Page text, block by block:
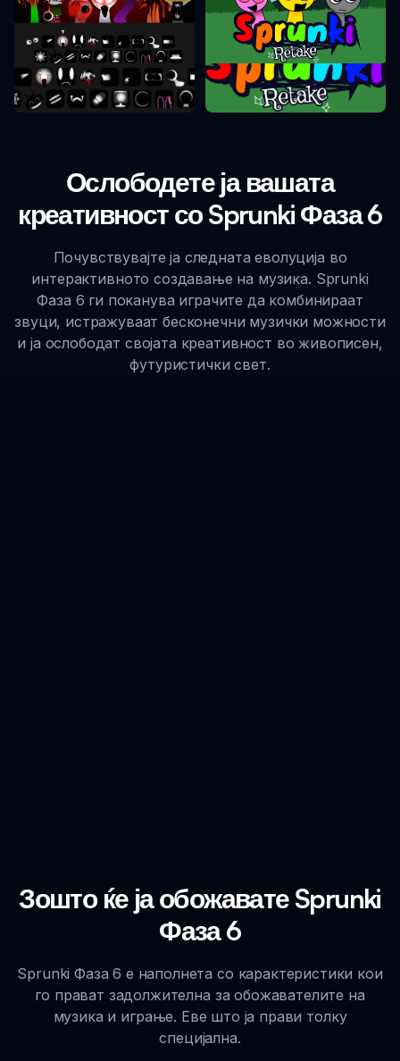
Sprunki Фаза 10 Sprunki Ретake
Ослободете ја вашата
креативност со Sprunki Фаза 6
Почувствувајте ја следната еволуција во
интерактивното создавање на музика. Sprunki
Фаза 6 ги поканува играчите да комбинираат
звуци, истражуваат бесконечни музички можности
и ја ослободат својата креативност во живописен,
футуристички свет.
Зошто ќе ја обожавате Sprunki
Фаза 6
Sprunki Фаза 6 е наполнета со карактеристики кои
го прават задолжителна за обожавателите на
музика и играње. Еве што ја прави толку
специјална.